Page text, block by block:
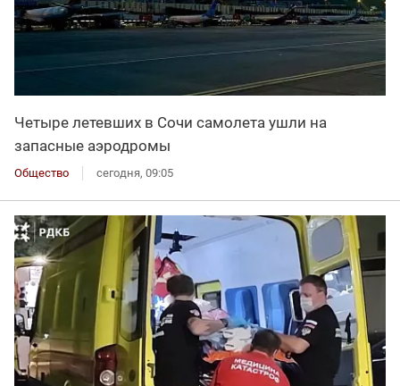
Четыре летевших в Сочи самолета ушли на
запасные аэродромы
Общество сегодня, 09:05